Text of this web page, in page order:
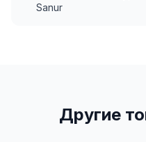
Sanur
Другие